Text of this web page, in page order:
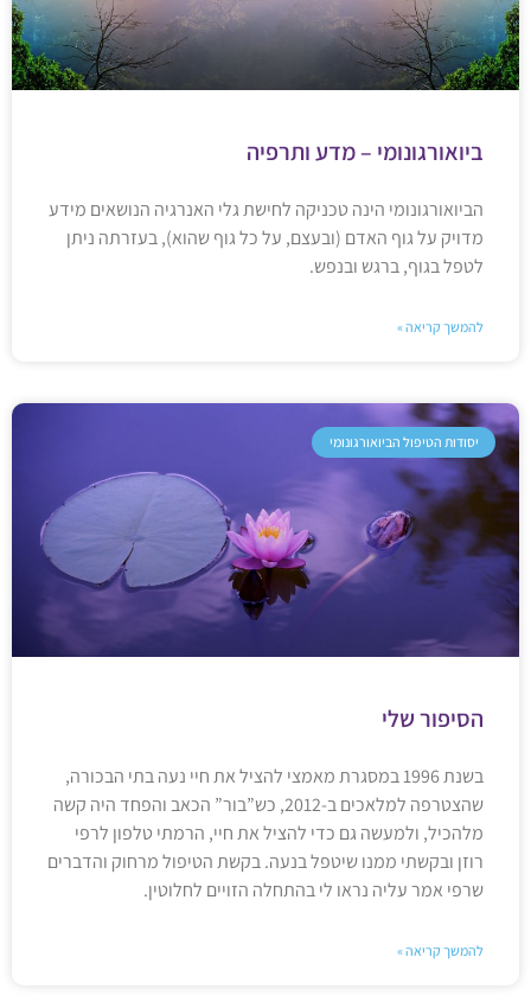
ביואורגונומי – מדע ותרפיה
הביואורגונומי הינה טכניקה לחישת גלי האנרגיה הנושאים מידע
מדויק על גוף האדם (ובעצם, על כל גוף שהוא), בעזרתה ניתן
לטפל בגוף, ברגש ובנפש.
להמשך קריאה »
יסודות הטיפול הביואורגונומי
הסיפור שלי
בשנת 1996 במסגרת מאמצי להציל את חיי נעה בתי הבכורה,
שהצטרפה למלאכים ב-2012, כש”בור” הכאב והפחד היה קשה
מלהכיל, ולמעשה גם כדי להציל את חיי, הרמתי טלפון לרפי
רוזן ובקשתי ממנו שיטפל בנעה. בקשת הטיפול מרחוק והדברים
שרפי אמר עליה נראו לי בהתחלה הזויים לחלוטין.
להמשך קריאה »